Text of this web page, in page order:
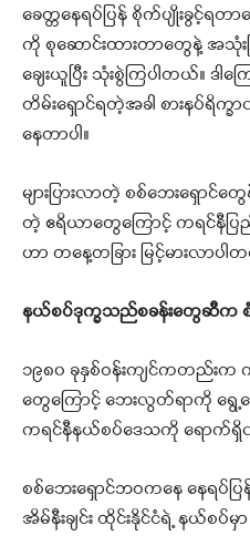
ခေတ္တနေရပ်ပြန် စိုက်ပျိုးခွင့်ရ
ကို စုဆောင်းထားတာတွေနဲ့ အ
ချေးယူပြီး သုံးစွဲကြပါတယ်။ ဒ
တိမ်းရှောင်ရတဲ့အခါ စားနပ်ရိက္ခ
နေတာပါ။
များပြားလာတဲ့ စစ်ဘေးရှောင်
တဲ့ ဧရိယာတွေကြောင့် ကရင်နီပြ
ဟာ တနေ့တခြား မြင့်မားလာပါ
နယ်စပ်ဒုက္ခသည်စခန်းတွေဆီက စံ
၁၉၈၀ ခုနှစ်ဝန်းကျင်ကတည်း
တွေကြောင့် ဘေးလွတ်ရာကို ရွေ့ပြ
ကရင်နီနယ်စပ်ဒေသကို ရောက်ရှိ
စစ်ဘေးရှောင်ဘဝကနေ နေရပ်ပ
အိမ်နီးချင်း ထိုင်းနိုင်ငံရဲ့ နယ်စပ်